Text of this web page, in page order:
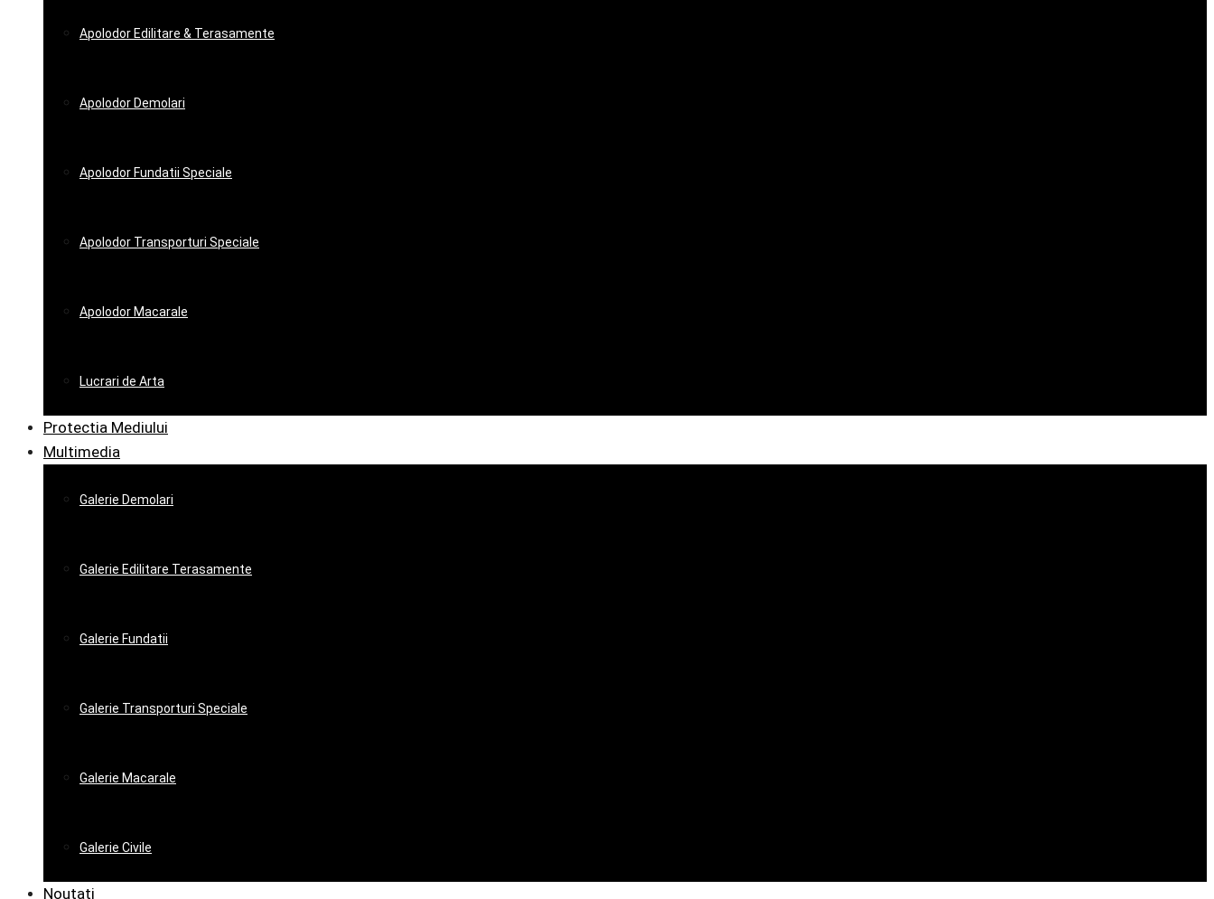
Apolodor Edilitare & Terasamente
Apolodor Demolari
Apolodor Fundatii Speciale
Apolodor Transporturi Speciale
Apolodor Macarale
Lucrari de Arta
Protectia Mediului
Multimedia
Galerie Demolari
Galerie Edilitare Terasamente
Galerie Fundatii
Galerie Transporturi Speciale
Galerie Macarale
Galerie Civile
Noutati